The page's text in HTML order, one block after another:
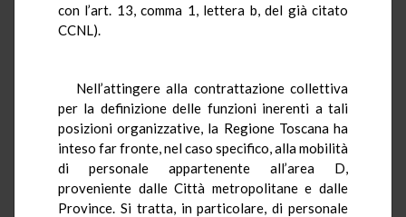
con l’art. 13, comma 1, lettera b, del già citato
CCNL).
Nell’attingere alla contrattazione collettiva
per la definizione delle funzioni inerenti a tali
posizioni organizzative, la Regione Toscana ha
inteso far fronte, nel caso specifico, alla mobilità
di personale appartenente all’area D,
proveniente dalle Città metropolitane e dalle
Province. Si tratta, in particolare, di personale